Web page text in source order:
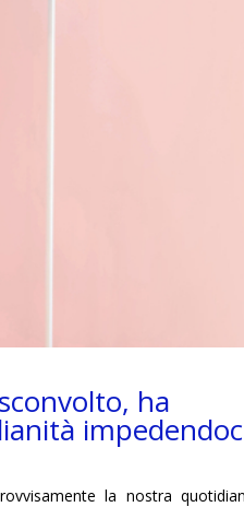
ha
la nostra